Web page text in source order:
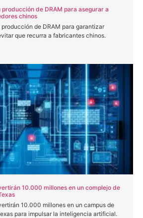
de DRAM para asegurar a
chinos
de DRAM para garantizar
que recurra a fabricantes chinos.
10.000 millones en un complejo de
10.000 millones en un campus de
para impulsar la inteligencia artificial.